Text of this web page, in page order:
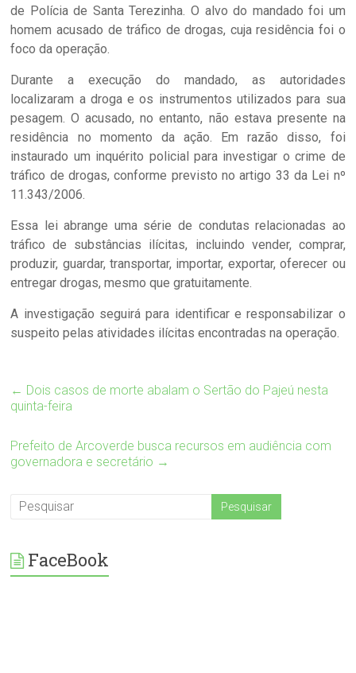
de Polícia de Santa Terezinha. O alvo do mandado foi um
homem acusado de tráfico de drogas, cuja residência foi o
foco da operação.
Durante a execução do mandado, as autoridades
localizaram a droga e os instrumentos utilizados para sua
pesagem. O acusado, no entanto, não estava presente na
residência no momento da ação. Em razão disso, foi
instaurado um inquérito policial para investigar o crime de
tráfico de drogas, conforme previsto no artigo 33 da Lei nº
11.343/2006.
Essa lei abrange uma série de condutas relacionadas ao
tráfico de substâncias ilícitas, incluindo vender, comprar,
produzir, guardar, transportar, importar, exportar, oferecer ou
entregar drogas, mesmo que gratuitamente.
A investigação seguirá para identificar e responsabilizar o
suspeito pelas atividades ilícitas encontradas na operação.
← Dois casos de morte abalam o Sertão do Pajeú nesta
quinta-feira
Prefeito de Arcoverde busca recursos em audiência com
governadora e secretário →
FaceBook